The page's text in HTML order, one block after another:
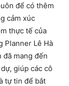
để có thêm
cảm xúc
thực tế của
Planner Lê Hà
đã mang đến
giúp các cô
tự tin để bắt